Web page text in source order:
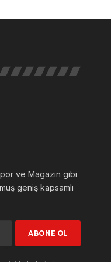
ve Magazin gibi
geniş kapsamlı